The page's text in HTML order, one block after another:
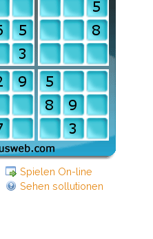
Spielen On-line
Sehen sollutionen